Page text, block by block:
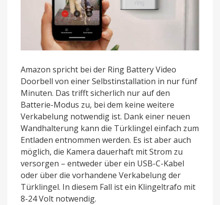
Amazon spricht bei der Ring Battery Video
Doorbell von einer Selbstinstallation in nur fünf
Minuten. Das trifft sicherlich nur auf den
Batterie-Modus zu, bei dem keine weitere
Verkabelung notwendig ist. Dank einer neuen
Wandhalterung kann die Türklingel einfach zum
Entladen entnommen werden. Es ist aber auch
möglich, die Kamera dauerhaft mit Strom zu
versorgen – entweder über ein USB-C-Kabel
oder über die vorhandene Verkabelung der
Türklingel. In diesem Fall ist ein Klingeltrafo mit
8-24 Volt notwendig.